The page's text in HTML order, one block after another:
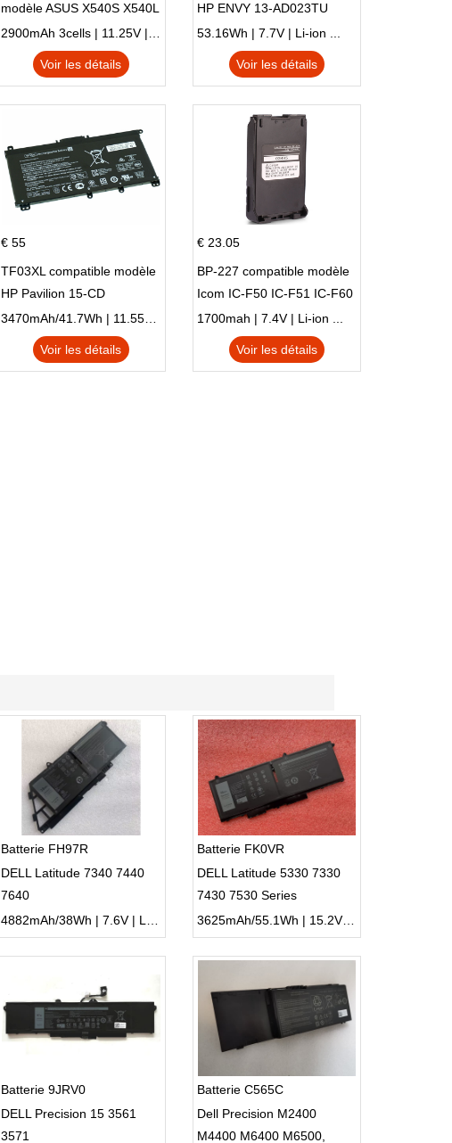
modèle ASUS X540S X540L
X540LA-SI302 X540SA
X540S
Voir les détails
HP ENVY 13-AD023TU
HSTNN-DB8C 921438-855
TPN-I128
53.16Wh | 7.7V | Li-ion ...
Voir les détails
€ 55
TF03XL compatible modèle
HP Pavilion 15-CD
Voir les détails
€ 23.05
BP-227 compatible modèle
Icom IC-F50 IC-F51 IC-F60
IC-F61 IC-M87
1700mah | 7.4V | Li-ion ...
Voir les détails
Batterie FH97R
DELL Latitude 7340 7440
7640
Batterie FK0VR
DELL Latitude 5330 7330
7430 7530 Series
3625mAh/55.1Wh | 15.2V | Li-ion ...
Batterie 9JRV0
DELL Precision 15 3561
3571
Batterie C565C
Dell Precision M2400
M4400 M6400 M6500,